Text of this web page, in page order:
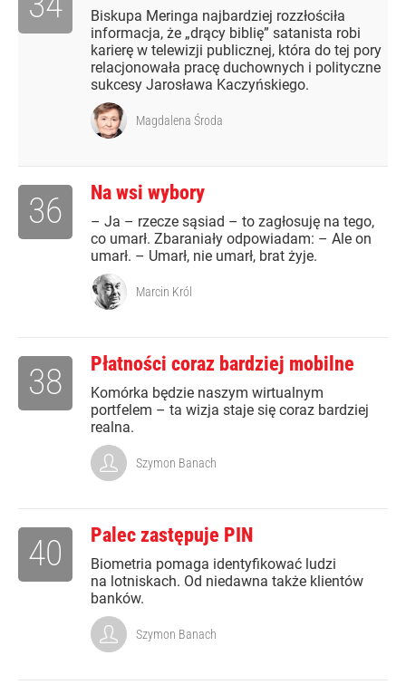
Biskupa Meringa najbardziej rozzłościła
informacja, że „drący biblię” satanista robi
karierę w telewizji publicznej, która do tej pory
relacjonowała pracę duchownych i polityczne
sukcesy Jarosława Kaczyńskiego.
Magdalena Środa
Na wsi wybory
– Ja – rzecze sąsiad – to zagłosuję na tego,
co umarł. Zbaraniały odpowiadam: – Ale on
umarł. – Umarł, nie umarł, brat żyje.
36
Marcin Król
Płatności coraz bardziej mobilne
Komórka będzie naszym wirtualnym
portfelem – ta wizja staje się coraz bardziej
realna.
38
Szymon Banach
Palec zastępuje PIN
Biometria pomaga identyfikować ludzi
na lotniskach. Od niedawna także klientów
banków.
40
Szymon Banach